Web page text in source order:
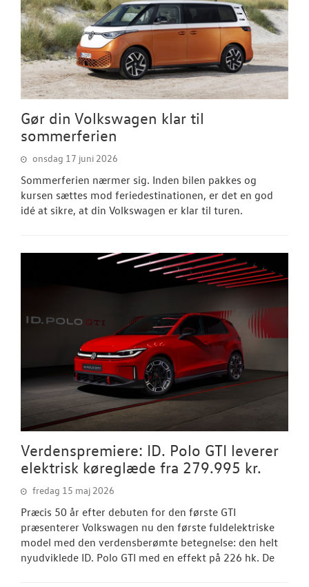
Gør din Volkswagen klar til
sommerferien
onsdag 17 juni 2026
Sommerferien nærmer sig. Inden bilen pakkes og
kursen sættes mod feriedestinationen, er det en god
idé at sikre, at din Volkswagen er klar til turen.
Verdenspremiere: ID. Polo GTI leverer
elektrisk køreglæde fra 279.995 kr.
fredag 15 maj 2026
Præcis 50 år efter debuten for den første GTI
præsenterer Volkswagen nu den første fuldelektriske
model med den verdensberømte betegnelse: den helt
nyudviklede ID. Polo GTI med en effekt på 226 hk. De